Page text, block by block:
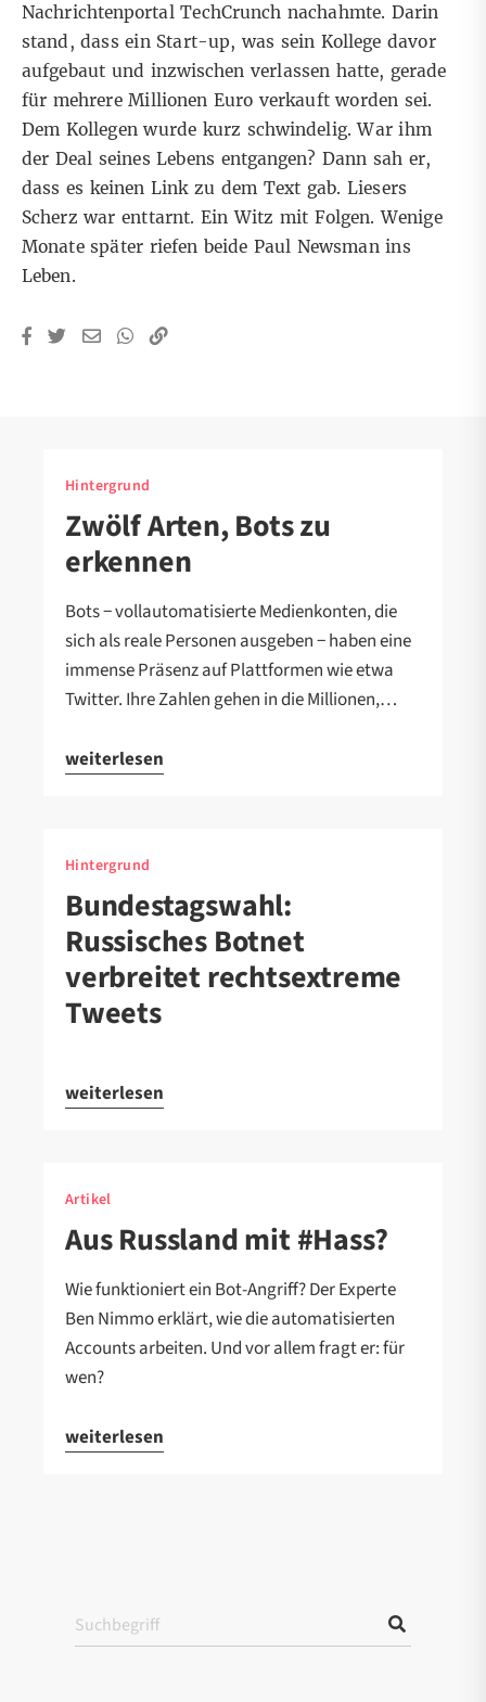
Nachrichtenportal TechCrunch nachahmte. Darin
stand, dass ein Start-up, was sein Kollege davor
aufgebaut und inzwischen verlassen hatte, gerade
für mehrere Millionen Euro verkauft worden sei.
Dem Kollegen wurde kurz schwindelig. War ihm
der Deal seines Lebens entgangen? Dann sah er,
dass es keinen Link zu dem Text gab. Liesers
Scherz war enttarnt. Ein Witz mit Folgen. Wenige
Monate später riefen beide Paul Newsman ins
Leben.
Hintergrund
Zwölf Arten, Bots zu
erkennen
Bots − vollautomatisierte Medienkonten, die
sich als reale Personen ausgeben − haben eine
immense Präsenz auf Plattformen wie etwa
Twitter. Ihre Zahlen gehen in die Millionen,…
weiterlesen
Hintergrund
Bundestagswahl:
Russisches Botnet
verbreitet rechtsextreme
Tweets
weiterlesen
Artikel
Aus Russland mit #Hass?
Wie funktioniert ein Bot-Angriff? Der Experte
Ben Nimmo erklärt, wie die automatisierten
Accounts arbeiten. Und vor allem fragt er: für
wen?
weiterlesen